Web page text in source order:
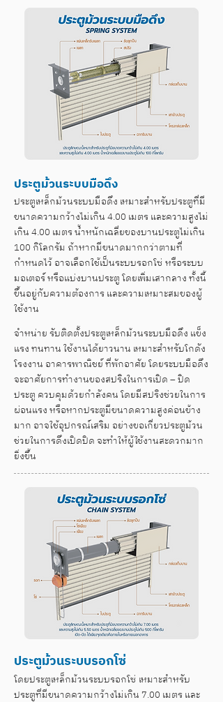
ประตูม้วนระบบมือดึง
ประตูเหล็กม้วนระบบมือดึง เหมาะสำหรับประตูที่มี
ขนาดความกว้างไม่เกิน 4.00 เมตร และความสูงไม่
เกิน 4.00 เมตร น้ำหนักเฉลี่ยของบานประตูไม่เกิน
100 กิโลกรัม ถ้าหากมีขนาดมากกว่าตามที่
กำหนดไว้ อาจเลือกใช้เป็นระบบรอกโซ่ หรือระบบ
มอเตอร์ หรือแบ่งบานประตู โดยเพิ่มเสากลาง ทั้งนี้
ขึ้นอยู่กับความต้องการ และความเหมาะสมของผู้
ใช้งาน
จำหน่าย รับติดตั้งประตูเหล็กม้วนระบบมือดึง แข็ง
แรง ทนทาน ใช้งานได้ยาวนาน เหมาะสำหรับโกดัง
โรงงาน อาคารพาณิชย์ ที่พักอาศัย โดยระบบมือดึง
จะอาศัยการทำงานของสปริงในการเปิด – ปิด
ประตู ควบคุมด้วยกำลังคน โดยมีสปริงช่วยในการ
ผ่อนแรง หรือหากประตูมีขนาดความสูงค่อนข้าง
มาก อาจใช้อุปกรณ์เสริม อย่างขอเกี่ยวประตูม้วน
ช่วยในการดึงเปิดปิด จะทำให้ผู้ใช้งานสะดวกมาก
ยิ่งขึ้น
ประตูม้วนระบบรอกโซ่
โดยประตูเหล็กม้วนระบบรอกโซ่ เหมาะสำหรับ
ประตูที่มีขนาดความกว้างไม่เกิน 7.00 เมตร และ